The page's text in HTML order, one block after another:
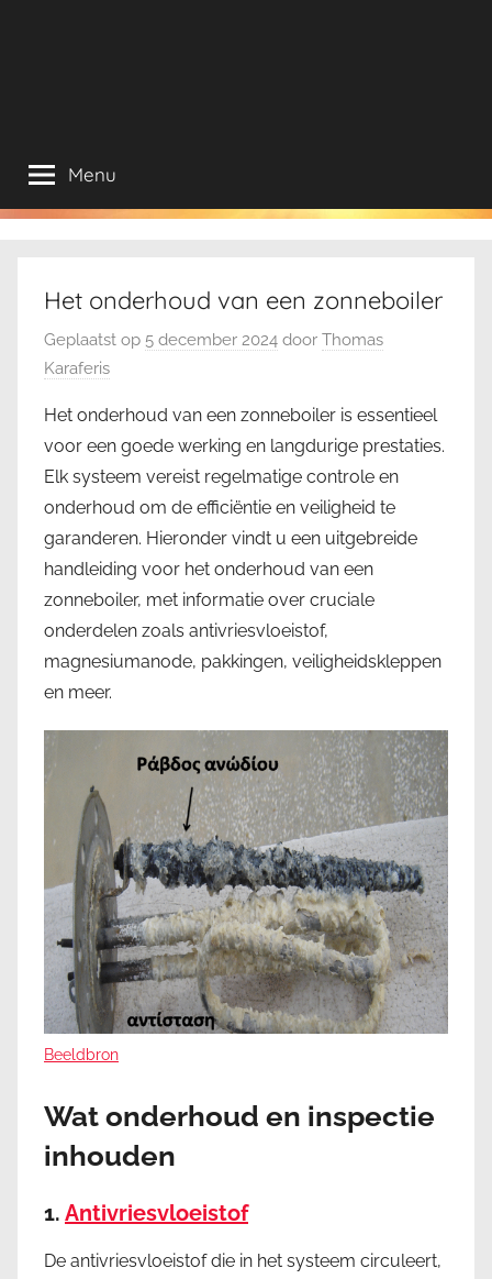
Menu
Het onderhoud van een zonneboiler
Geplaatst op 5 december 2024 door Thomas
Karaferis
Het onderhoud van een zonneboiler is essentieel
voor een goede werking en langdurige prestaties.
Elk systeem vereist regelmatige controle en
onderhoud om de efficiëntie en veiligheid te
garanderen. Hieronder vindt u een uitgebreide
handleiding voor het onderhoud van een
zonneboiler, met informatie over cruciale
onderdelen zoals antivriesvloeistof,
magnesiumanode, pakkingen, veiligheidskleppen
en meer.
Beeldbron
Wat onderhoud en inspectie
inhouden
1. Antivriesvloeistof
De antivriesvloeistof die in het systeem circuleert,